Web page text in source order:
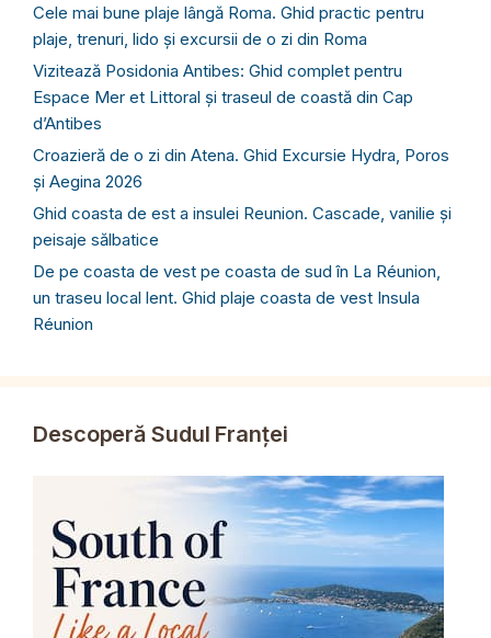
Cele mai bune plaje lângă Roma. Ghid practic pentru
plaje, trenuri, lido și excursii de o zi din Roma
Vizitează Posidonia Antibes: Ghid complet pentru
Espace Mer et Littoral și traseul de coastă din Cap
d’Antibes
Croazieră de o zi din Atena. Ghid Excursie Hydra, Poros
și Aegina 2026
Ghid coasta de est a insulei Reunion. Cascade, vanilie și
peisaje sălbatice
De pe coasta de vest pe coasta de sud în La Réunion,
un traseu local lent. Ghid plaje coasta de vest Insula
Réunion
Descoperă Sudul Franței